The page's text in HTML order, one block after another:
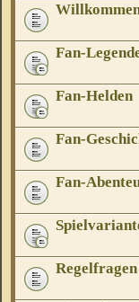
Fan-
Fan-Helden
Fan-
Fan-